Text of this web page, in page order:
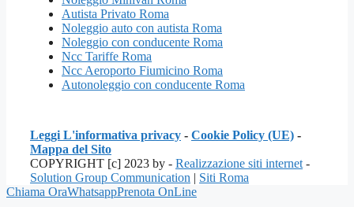
Autista Privato Roma
Noleggio auto con autista Roma
Noleggio con conducente Roma
Ncc Tariffe Roma
Ncc Aeroporto Fiumicino Roma
Autonoleggio con conducente Roma
Leggi L'informativa privacy - Cookie Policy (UE) -
Mappa del Sito
COPYRIGHT [c] 2023 by - Realizzazione siti internet -
Solution Group Communication | Siti Roma
Chiama OraWhatsappPrenota OnLine